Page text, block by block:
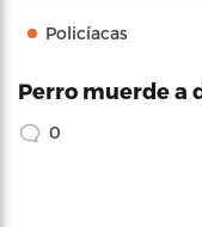
Policíacas
Perro muerde a
0